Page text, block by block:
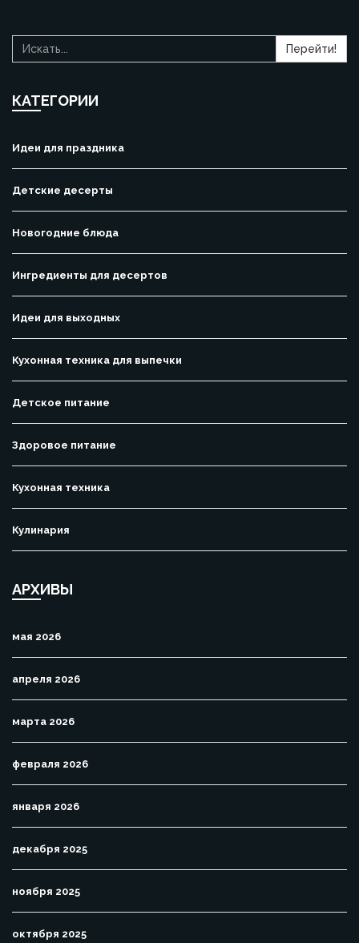
Перейти!
КАТЕГОРИИ
Идеи для праздника
Детские десерты
Новогодние блюда
Ингредиенты для десертов
Идеи для выходных
Кухонная техника для выпечки
Детское питание
Здоровое питание
Кухонная техника
Кулинария
АРХИВЫ
мая 2026
апреля 2026
марта 2026
февраля 2026
января 2026
декабря 2025
ноября 2025
октября 2025